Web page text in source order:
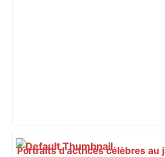
Portraits d’actrices célèbres au